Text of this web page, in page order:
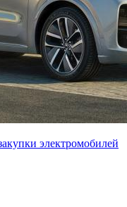
электромобилей